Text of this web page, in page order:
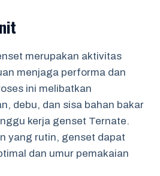
merupakan aktivitas
menjaga performa dan
ini melibatkan
debu, dan sisa bahan bakar
kerja genset Ternate.
yang rutin, genset dapat
dan umur pemakaian